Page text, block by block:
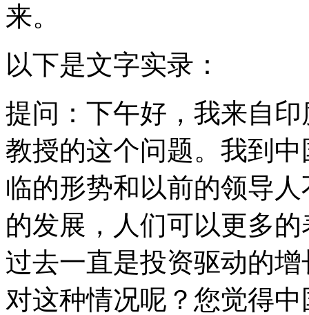
来。
以下是文字实录：
提问：下午好，我来自
教授的这个问题。我到
临的形势和以前的领导
的发展，人们可以更多
过去一直是投资驱动的
对这种情况呢？您觉得